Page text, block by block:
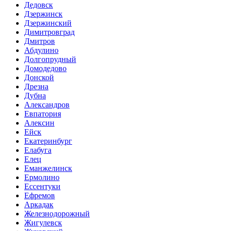
Дедовск
Дзержинск
Дзержинский
Димитровград
Дмитров
Абдулино
Долгопрудный
Домодедово
Донской
Дрезна
Дубна
Александров
Евпатория
Алексин
Ейск
Екатеринбург
Елабуга
Елец
Еманжелинск
Ермолино
Ессентуки
Ефремов
Аркадак
Железнодорожный
Жигулевск